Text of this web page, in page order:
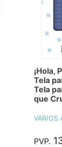
¡Hola,
Tela
Tela
que
VARIOS
PVP.